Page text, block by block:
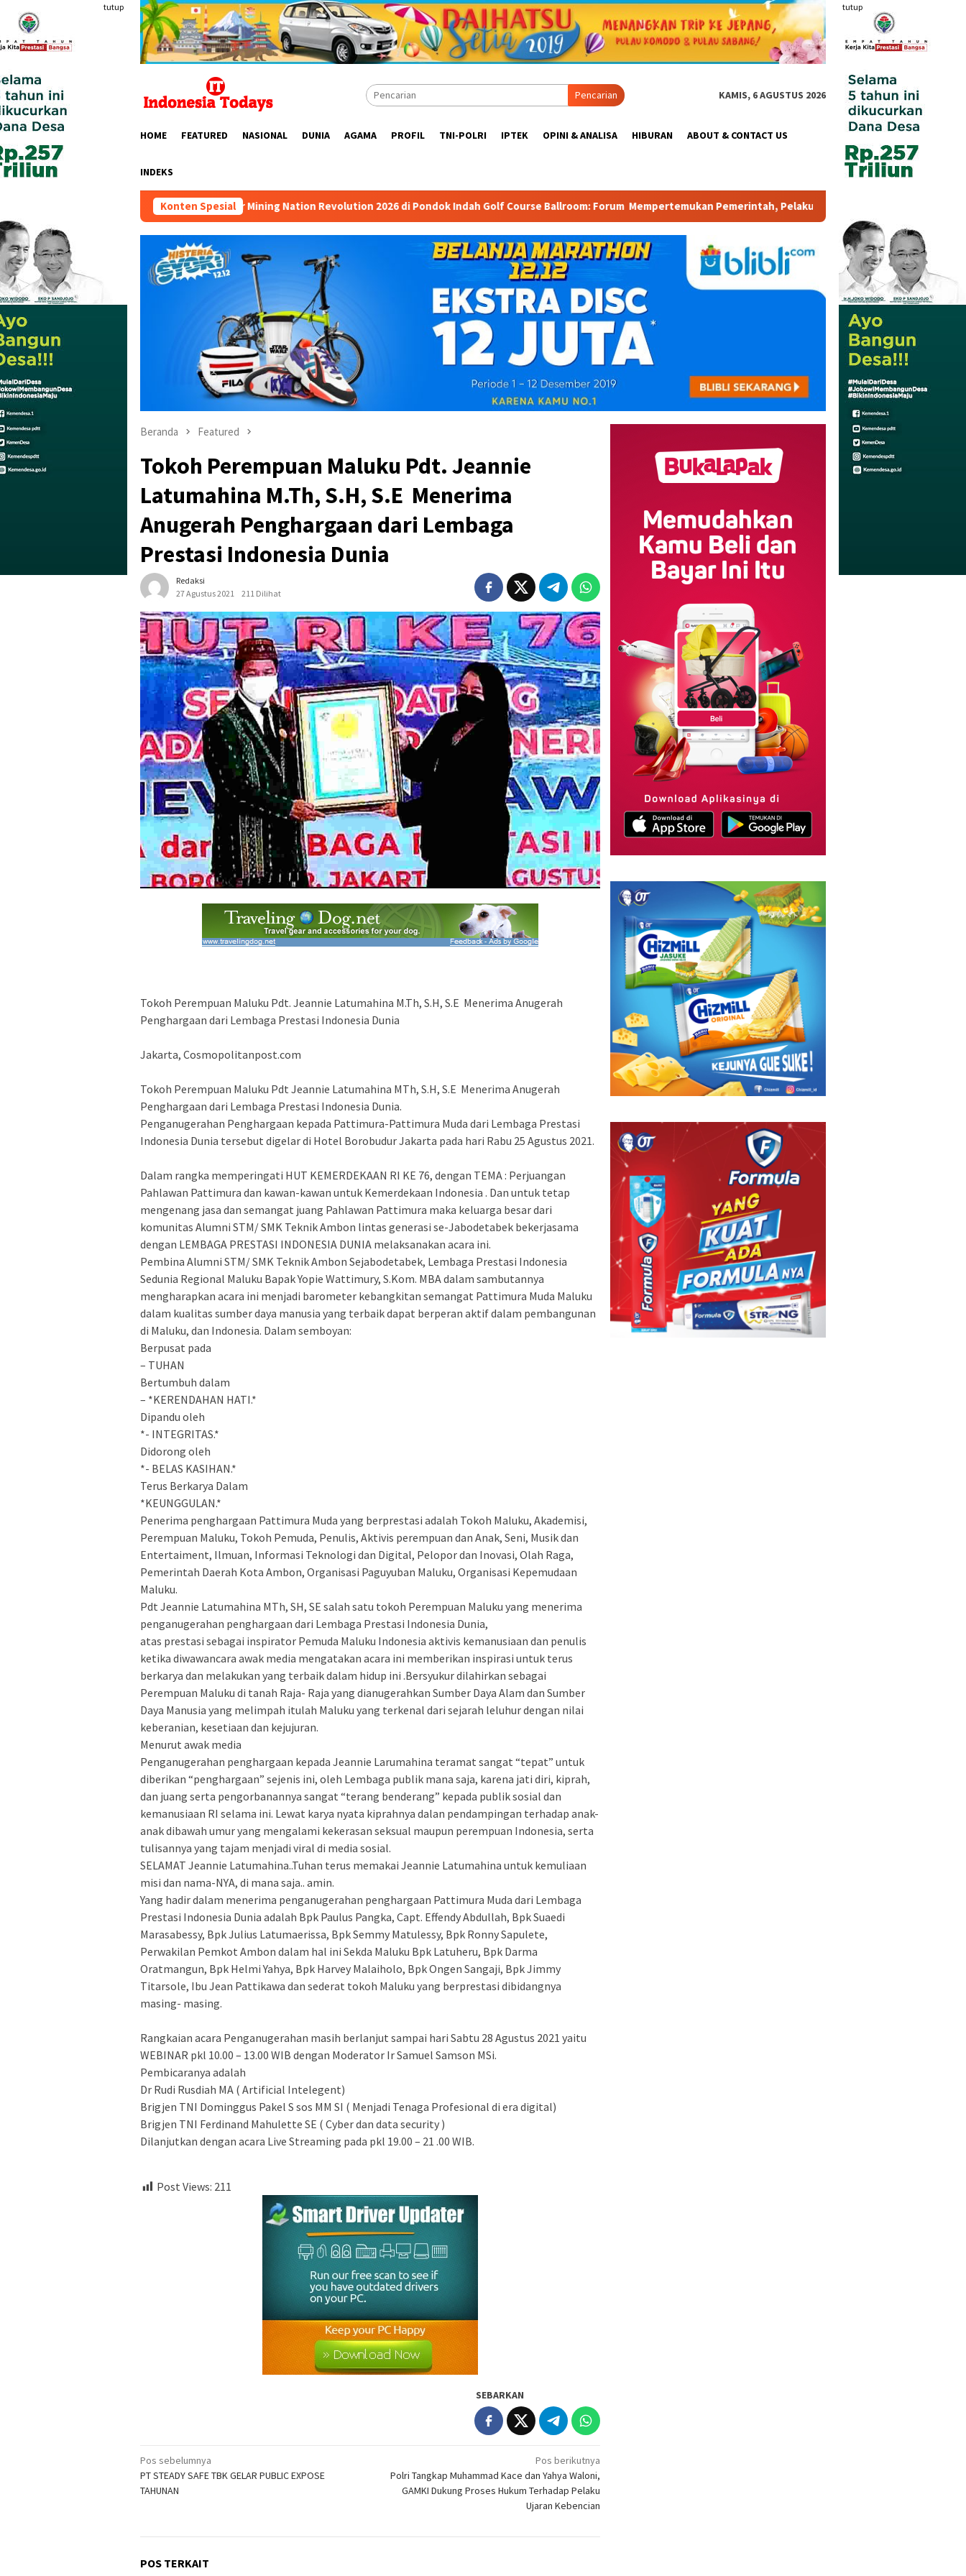
konten
tutup tutup
Pencarian KAMIS, 6 AGUSTUS 2026
HOME FEATURED NASIONAL DUNIA AGAMA PROFIL TNI-POLRI IPTEK OPINI & ANALISA HIBURAN ABOUT & CONTACT US
INDEKS
Konten Spesial
HIPMI MINERS Gelar Mining Nation Revolution 2026 di Pondok Indah Golf Course Ballroom: Forum Mempertemukan Pemerintah, Pelaku Industri, Investor, Akademisi, dan Pengusaha dalam
Beranda Featured
Tokoh Perempuan Maluku Pdt. Jeannie
Latumahina M.Th, S.H, S.E Menerima
Anugerah Penghargaan dari Lembaga
Prestasi Indonesia Dunia
Redaksi
27 Agustus 2021
211 Dilihat
Tokoh Perempuan Maluku Pdt. Jeannie Latumahina M.Th, S.H, S.E Menerima Anugerah
Penghargaan dari Lembaga Prestasi Indonesia Dunia
Jakarta, Cosmopolitanpost.com
Tokoh Perempuan Maluku Pdt Jeannie Latumahina MTh, S.H, S.E Menerima Anugerah
Penghargaan dari Lembaga Prestasi Indonesia Dunia.
Penganugerahan Penghargaan kepada Pattimura-Pattimura Muda dari Lembaga Prestasi
Indonesia Dunia tersebut digelar di Hotel Borobudur Jakarta pada hari Rabu 25 Agustus 2021.
Dalam rangka memperingati HUT KEMERDEKAAN RI KE 76, dengan TEMA : Perjuangan
Pahlawan Pattimura dan kawan-kawan untuk Kemerdekaan Indonesia . Dan untuk tetap
mengenang jasa dan semangat juang Pahlawan Pattimura maka keluarga besar dari
komunitas Alumni STM/ SMK Teknik Ambon lintas generasi se-Jabodetabek bekerjasama
dengan LEMBAGA PRESTASI INDONESIA DUNIA melaksanakan acara ini.
Pembina Alumni STM/ SMK Teknik Ambon Sejabodetabek, Lembaga Prestasi Indonesia
Sedunia Regional Maluku Bapak Yopie Wattimury, S.Kom. MBA dalam sambutannya
mengharapkan acara ini menjadi barometer kebangkitan semangat Pattimura Muda Maluku
dalam kualitas sumber daya manusia yang terbaik dapat berperan aktif dalam pembangunan
di Maluku, dan Indonesia. Dalam semboyan:
Berpusat pada
– TUHAN
Bertumbuh dalam
– *KERENDAHAN HATI.*
Dipandu oleh
*- INTEGRITAS.*
Didorong oleh
*- BELAS KASIHAN.*
Terus Berkarya Dalam
*KEUNGGULAN.*
Penerima penghargaan Pattimura Muda yang berprestasi adalah Tokoh Maluku, Akademisi,
Perempuan Maluku, Tokoh Pemuda, Penulis, Aktivis perempuan dan Anak, Seni, Musik dan
Entertaiment, Ilmuan, Informasi Teknologi dan Digital, Pelopor dan Inovasi, Olah Raga,
Pemerintah Daerah Kota Ambon, Organisasi Paguyuban Maluku, Organisasi Kepemudaan
Maluku.
Pdt Jeannie Latumahina MTh, SH, SE salah satu tokoh Perempuan Maluku yang menerima
penganugerahan penghargaan dari Lembaga Prestasi Indonesia Dunia,
atas prestasi sebagai inspirator Pemuda Maluku Indonesia aktivis kemanusiaan dan penulis
ketika diwawancara awak media mengatakan acara ini memberikan inspirasi untuk terus
berkarya dan melakukan yang terbaik dalam hidup ini .Bersyukur dilahirkan sebagai
Perempuan Maluku di tanah Raja- Raja yang dianugerahkan Sumber Daya Alam dan Sumber
Daya Manusia yang melimpah itulah Maluku yang terkenal dari sejarah leluhur dengan nilai
keberanian, kesetiaan dan kejujuran.
Menurut awak media
Penganugerahan penghargaan kepada Jeannie Larumahina teramat sangat “tepat” untuk
diberikan “penghargaan” sejenis ini, oleh Lembaga publik mana saja, karena jati diri, kiprah,
dan juang serta pengorbanannya sangat “terang benderang” kepada publik sosial dan
kemanusiaan RI selama ini. Lewat karya nyata kiprahnya dalan pendampingan terhadap anak-
anak dibawah umur yang mengalami kekerasan seksual maupun perempuan Indonesia, serta
tulisannya yang tajam menjadi viral di media sosial.
SELAMAT Jeannie Latumahina..Tuhan terus memakai Jeannie Latumahina untuk kemuliaan
misi dan nama-NYA, di mana saja.. amin.
Yang hadir dalam menerima penganugerahan penghargaan Pattimura Muda dari Lembaga
Prestasi Indonesia Dunia adalah Bpk Paulus Pangka, Capt. Effendy Abdullah, Bpk Suaedi
Marasabessy, Bpk Julius Latumaerissa, Bpk Semmy Matulessy, Bpk Ronny Sapulete,
Perwakilan Pemkot Ambon dalam hal ini Sekda Maluku Bpk Latuheru, Bpk Darma
Oratmangun, Bpk Helmi Yahya, Bpk Harvey Malaiholo, Bpk Ongen Sangaji, Bpk Jimmy
Titarsole, Ibu Jean Pattikawa dan sederat tokoh Maluku yang berprestasi dibidangnya
masing- masing.
Rangkaian acara Penganugerahan masih berlanjut sampai hari Sabtu 28 Agustus 2021 yaitu
WEBINAR pkl 10.00 – 13.00 WIB dengan Moderator Ir Samuel Samson MSi.
Pembicaranya adalah
Dr Rudi Rusdiah MA ( Artificial Intelegent)
Brigjen TNI Dominggus Pakel S sos MM SI ( Menjadi Tenaga Profesional di era digital)
Brigjen TNI Ferdinand Mahulette SE ( Cyber dan data security )
Dilanjutkan dengan acara Live Streaming pada pkl 19.00 – 21 .00 WIB.
Post Views: 211
SEBARKAN
Navigasi
pos
Pos sebelumnya
PT STEADY SAFE TBK GELAR PUBLIC EXPOSE
TAHUNAN
Pos berikutnya
Polri Tangkap Muhammad Kace dan Yahya Waloni,
GAMKI Dukung Proses Hukum Terhadap Pelaku
Ujaran Kebencian
POS TERKAIT